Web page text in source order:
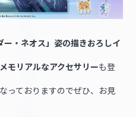
ー・ネオス」姿の描きおろしイ
モリアルなアクセサリーも登
っておりますのでぜひ、お見